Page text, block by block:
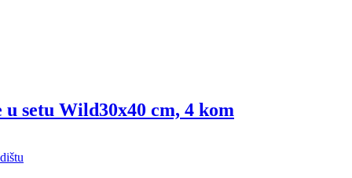
u setu Wild30x40 cm, 4 kom